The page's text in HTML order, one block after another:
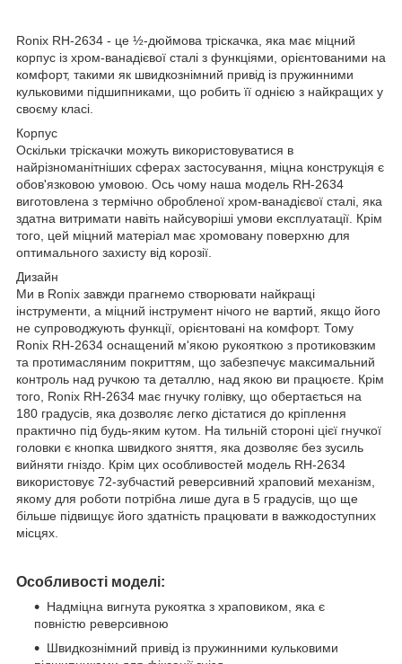
Ronix RH-2634 - це ½-дюймова тріскачка, яка має міцний
корпус із хром-ванадієвої сталі з функціями, орієнтованими на
комфорт, такими як швидкознімний привід із пружинними
кульковими підшипниками, що робить її однією з найкращих у
своєму класі.
Корпус
Оскільки тріскачки можуть використовуватися в
найрізноманітніших сферах застосування, міцна конструкція є
обов'язковою умовою. Ось чому наша модель RH-2634
виготовлена з термічно обробленої хром-ванадієвої сталі, яка
здатна витримати навіть найсуворіші умови експлуатації. Крім
того, цей міцний матеріал має хромовану поверхню для
оптимального захисту від корозії.
Дизайн
Ми в Ronix завжди прагнемо створювати найкращі
інструменти, а міцний інструмент нічого не вартий, якщо його
не супроводжують функції, орієнтовані на комфорт. Тому
Ronix RH-2634 оснащений м'якою рукояткою з протиковзким
та протимасляним покриттям, що забезпечує максимальний
контроль над ручкою та деталлю, над якою ви працюєте. Крім
того, Ronix RH-2634 має гнучку голівку, що обертається на
180 градусів, яка дозволяє легко дістатися до кріплення
практично під будь-яким кутом. На тильній стороні цієї гнучкої
головки є кнопка швидкого зняття, яка дозволяє без зусиль
вийняти гніздо. Крім цих особливостей модель RH-2634
використовує 72-зубчастий реверсивний храповий механізм,
якому для роботи потрібна лише дуга в 5 градусів, що ще
більше підвищує його здатність працювати в важкодоступних
місцях.
Особливості моделі:
Надміцна вигнута рукоятка з храповиком, яка є
повністю реверсивною
Швидкознімний привід із пружинними кульковими